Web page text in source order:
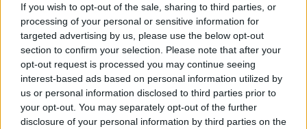
If you wish to opt-out of the sale, sharing to third parties, or
processing of your personal or sensitive information for
targeted advertising by us, please use the below opt-out
section to confirm your selection. Please note that after your
opt-out request is processed you may continue seeing
interest-based ads based on personal information utilized by
us or personal information disclosed to third parties prior to
your opt-out. You may separately opt-out of the further
disclosure of your personal information by third parties on the
reporting e riducendo il rischio di errori. Infine, è
cruciale mantenere una comunicazione aperta con
gli interessati, fornendo loro informazioni chiare e
accessibili riguardo ai loro diritti e alle modalità di
gestione dei loro dati.